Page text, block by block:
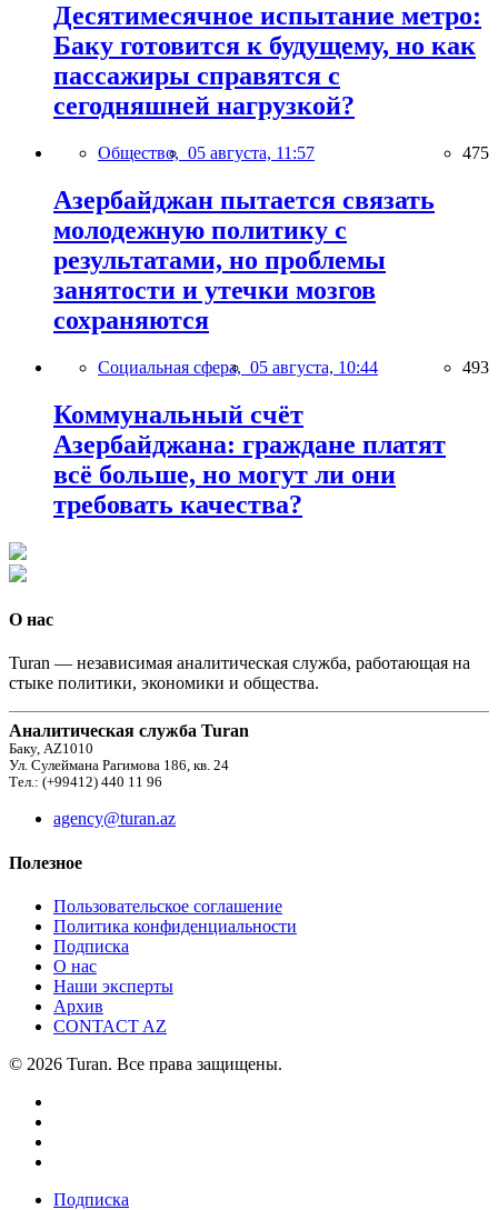
Десятимесячное испытание метро:
Баку готовится к будущему, но как
пассажиры справятся с
сегодняшней нагрузкой?
Общество, 05 августа, 11:57 475
Азербайджан пытается связать
молодежную политику с
результатами, но проблемы
занятости и утечки мозгов
сохраняются
Социальная сфера, 05 августа, 10:44 493
Коммунальный счёт
Азербайджана: граждане платят
всё больше, но могут ли они
требовать качества?
О нас
Turan — независимая аналитическая служба, работающая на
стыке политики, экономики и общества.
Аналитическая служба Turan
Баку, AZ1010
Ул. Сулеймана Рагимова 186, кв. 24
Тел.: (+99412) 440 11 96
agency@turan.az
Полезное
Пользовательское соглашение
Политика конфиденциальности
Подписка
О нас
Наши эксперты
Архив
CONTACT AZ
© 2026 Turan. Все права защищены.
Подписка